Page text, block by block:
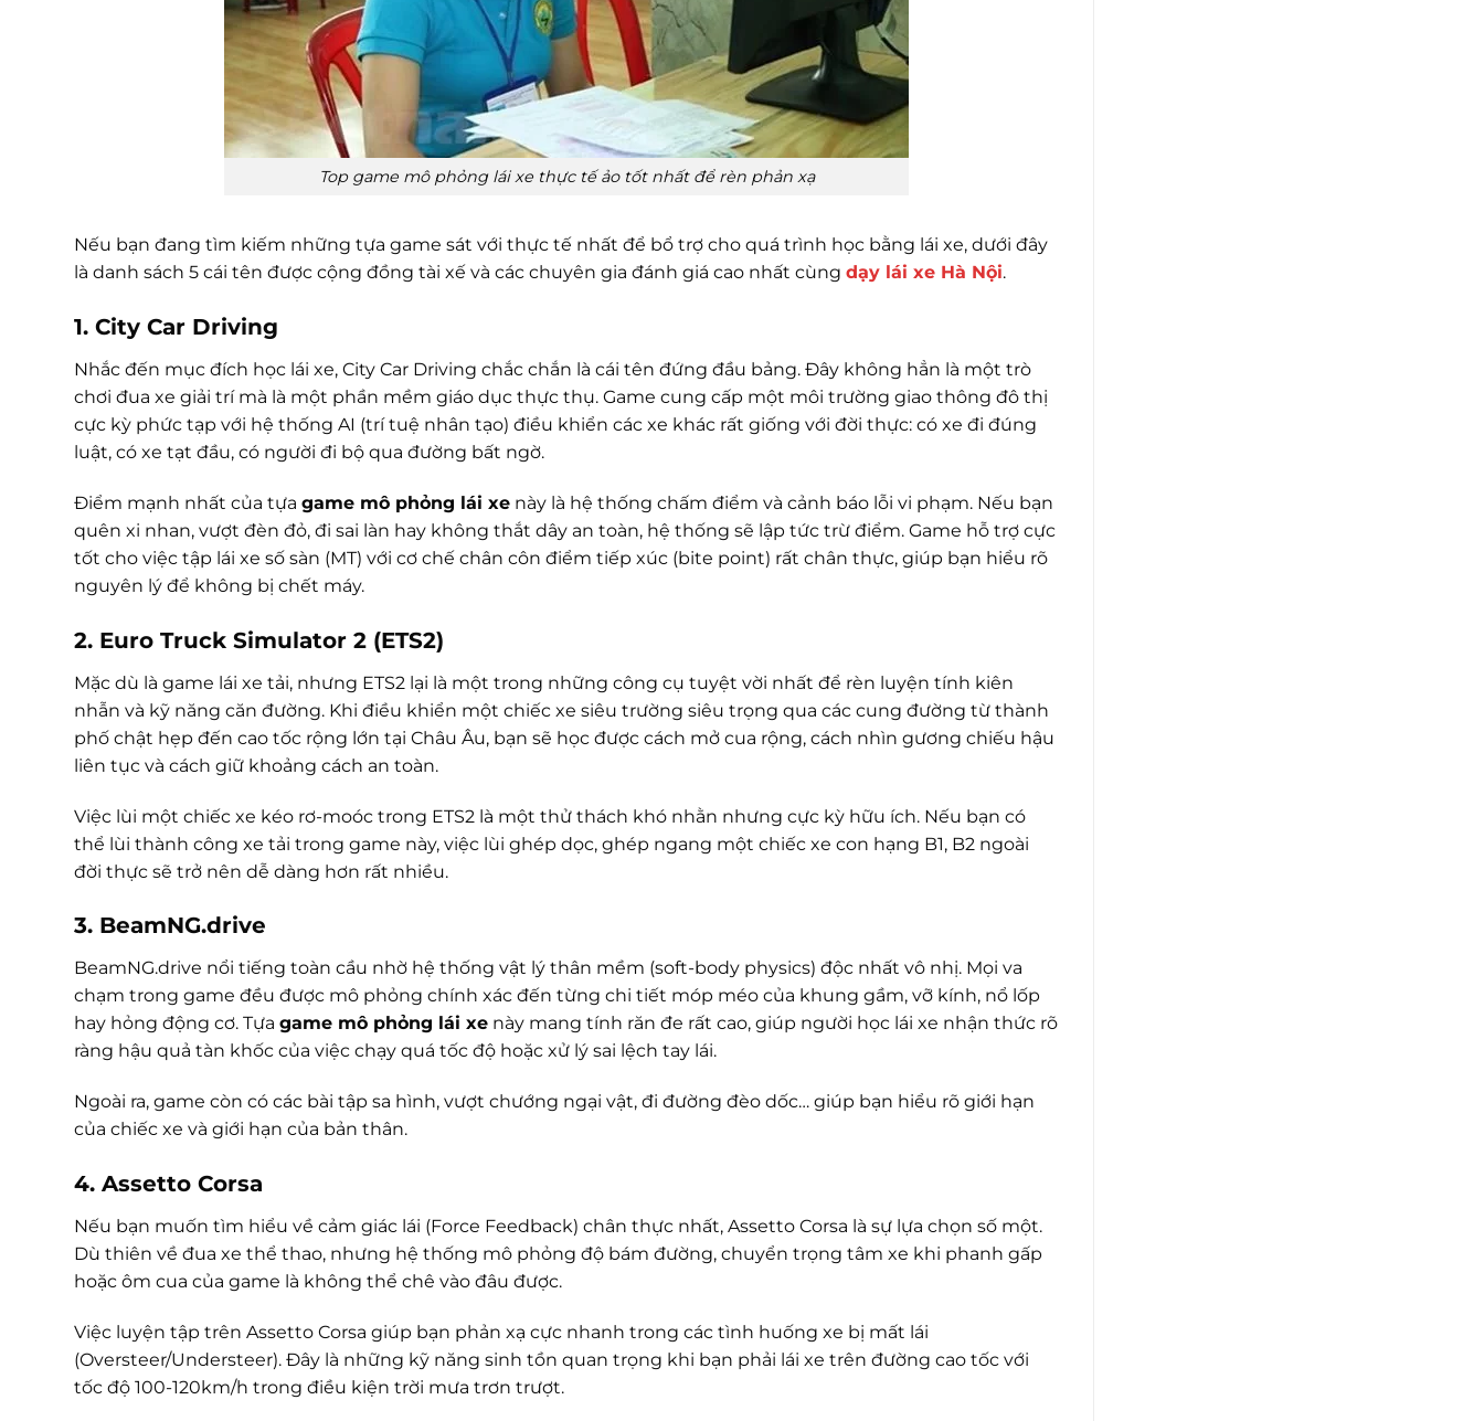
Top game mô phỏng lái xe thực tế ảo tốt nhất để rèn phản xạ
Nếu bạn đang tìm kiếm những tựa game sát với thực tế nhất để bổ trợ cho quá trình học bằng lái xe, dưới đây
là danh sách 5 cái tên được cộng đồng tài xế và các chuyên gia đánh giá cao nhất cùng dạy lái xe Hà Nội.
1. City Car Driving
Nhắc đến mục đích học lái xe, City Car Driving chắc chắn là cái tên đứng đầu bảng. Đây không hẳn là một trò
chơi đua xe giải trí mà là một phần mềm giáo dục thực thụ. Game cung cấp một môi trường giao thông đô thị
cực kỳ phức tạp với hệ thống AI (trí tuệ nhân tạo) điều khiển các xe khác rất giống với đời thực: có xe đi đúng
luật, có xe tạt đầu, có người đi bộ qua đường bất ngờ.
Điểm mạnh nhất của tựa game mô phỏng lái xe này là hệ thống chấm điểm và cảnh báo lỗi vi phạm. Nếu bạn
quên xi nhan, vượt đèn đỏ, đi sai làn hay không thắt dây an toàn, hệ thống sẽ lập tức trừ điểm. Game hỗ trợ cực
tốt cho việc tập lái xe số sàn (MT) với cơ chế chân côn điểm tiếp xúc (bite point) rất chân thực, giúp bạn hiểu rõ
nguyên lý để không bị chết máy.
2. Euro Truck Simulator 2 (ETS2)
Mặc dù là game lái xe tải, nhưng ETS2 lại là một trong những công cụ tuyệt vời nhất để rèn luyện tính kiên
nhẫn và kỹ năng căn đường. Khi điều khiển một chiếc xe siêu trường siêu trọng qua các cung đường từ thành
phố chật hẹp đến cao tốc rộng lớn tại Châu Âu, bạn sẽ học được cách mở cua rộng, cách nhìn gương chiếu hậu
liên tục và cách giữ khoảng cách an toàn.
Việc lùi một chiếc xe kéo rơ-moóc trong ETS2 là một thử thách khó nhằn nhưng cực kỳ hữu ích. Nếu bạn có
thể lùi thành công xe tải trong game này, việc lùi ghép dọc, ghép ngang một chiếc xe con hạng B1, B2 ngoài
đời thực sẽ trở nên dễ dàng hơn rất nhiều.
3. BeamNG.drive
BeamNG.drive nổi tiếng toàn cầu nhờ hệ thống vật lý thân mềm (soft-body physics) độc nhất vô nhị. Mọi va
chạm trong game đều được mô phỏng chính xác đến từng chi tiết móp méo của khung gầm, vỡ kính, nổ lốp
hay hỏng động cơ. Tựa game mô phỏng lái xe này mang tính răn đe rất cao, giúp người học lái xe nhận thức rõ
ràng hậu quả tàn khốc của việc chạy quá tốc độ hoặc xử lý sai lệch tay lái.
Ngoài ra, game còn có các bài tập sa hình, vượt chướng ngại vật, đi đường đèo dốc… giúp bạn hiểu rõ giới hạn
của chiếc xe và giới hạn của bản thân.
4. Assetto Corsa
Nếu bạn muốn tìm hiểu về cảm giác lái (Force Feedback) chân thực nhất, Assetto Corsa là sự lựa chọn số một.
Dù thiên về đua xe thể thao, nhưng hệ thống mô phỏng độ bám đường, chuyển trọng tâm xe khi phanh gấp
hoặc ôm cua của game là không thể chê vào đâu được.
Việc luyện tập trên Assetto Corsa giúp bạn phản xạ cực nhanh trong các tình huống xe bị mất lái
(Oversteer/Understeer). Đây là những kỹ năng sinh tồn quan trọng khi bạn phải lái xe trên đường cao tốc với
tốc độ 100-120km/h trong điều kiện trời mưa trơn trượt.